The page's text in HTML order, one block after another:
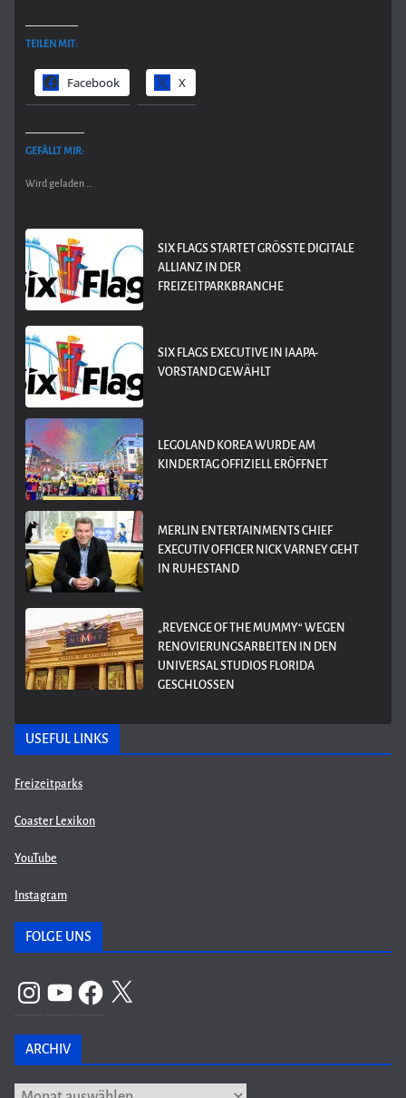
TEILEN MIT:
Facebook X
GEFÄLLT MIR:
Wird geladen …
SIX FLAGS STARTET GRÖSSTE DIGITALE A
LLIANZ IN DER F
REIZEITPARKBRANCHE
SIX FLAGS EXECUTIVE IN IAAPA-
VORSTAND GEWÄHLT
LEGOLAND KOREA WURDE AM
KINDERTAG OFFIZIELL ERÖFFNET
MERLIN ENTERTAINMENTS CHIEF
EXECUTIV OFFICER NICK VARNEY GEHT
IN RUHESTAND
„REVENGE OF THE MUMMY“ WEGEN
RENOVIERUNGSARBEITEN IN DEN
UNIVERSAL STUDIOS FLORIDA
GESCHLOSSEN
USEFUL LINKS
Freizeitparks
Coaster Lexikon
YouTube
Instagram
FOLGE UNS
InstagramYouTubeFacebook
X
ARCHIV
Archiv